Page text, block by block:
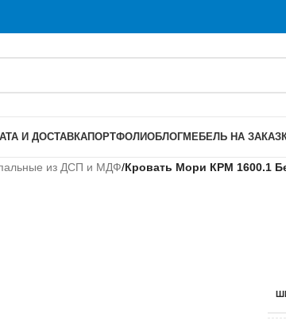
И ДОСТАВКАПОРТФОЛИОБЛОГМЕБЕЛЬ НА ЗАКАЗ
из ДСП и МДФ/Кровать Мори КРМ 1600.1